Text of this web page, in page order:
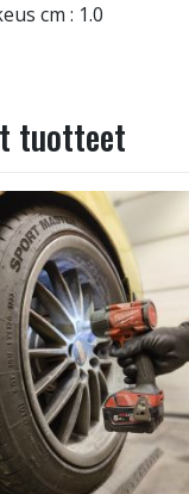
cm : 1.0
tuotteet